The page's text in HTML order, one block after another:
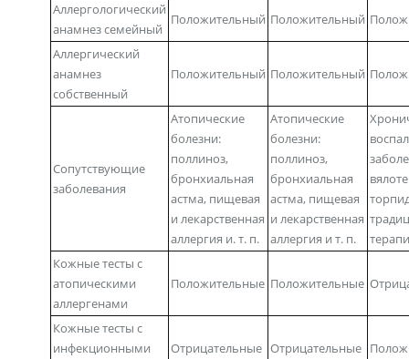
Аллергологический
анамнез семейный
Положительный Положительный
Аллергический
анамнез
собственный
Положительный Положительный
Сопутствующие
заболевания
Атопические
болезни:
поллиноз,
бронхиальная
астма, пищевая
и лекарственная
аллергия и. т. п.
Атопические
болезни:
поллиноз,
бронхиальная
астма, пищевая
и лекарственная
аллергия и т. п.
Кожные тесты с
атопическими
аллергенами
Положительные Положительные
Кожные тесты с
инфекционными
Отрицательные Отрицательные